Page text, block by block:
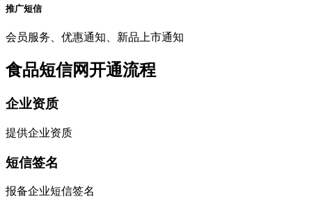
推广短信
会员服务、优惠通知、新品上市通知
食品短信网开通流程
企业资质
提供企业资质
短信签名
报备企业短信签名